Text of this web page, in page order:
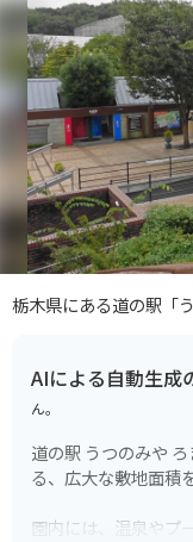
栃木県にある道の駅「
AIによる自動生成
ん。
道の駅 うつのみや
る、広大な敷地面積
園内には、温泉やプ